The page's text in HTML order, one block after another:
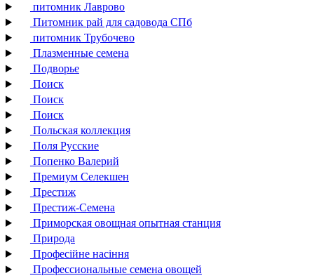
питомник Лаврово
Питомник рай для садовода СПб
питомник Трубочево
Плазменные семена
Подворье
Поиск
Поиск
Поиск
Польская коллекция
Поля Русские
Попенко Валерий
Премиум Селекшен
Престиж
Престиж-Семена
Приморская овощная опытная станция
Природа
Професійне насіння
Профессиональные семена овощей